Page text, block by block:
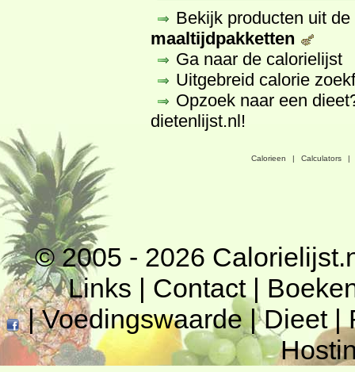
Bekijk producten uit
maaltijdpakketten
Ga naar de calorielijst
Uitgebreid calorie
Opzoek naar een
dietenlijst.nl!
Calorieen | Calculators |
© 2005 - 2026
Links | Contact|
|Voedingswaarde|Dieet|